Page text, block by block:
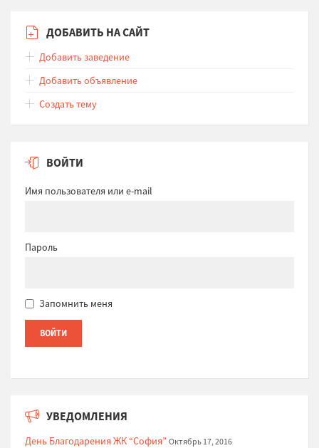
ДОБАВИТЬ НА САЙТ
Добавить заведение
Добавить объявление
Создать тему
ВОЙТИ
Имя пользователя или e-mail
Пароль
Запомнить меня
УВЕДОМЛЕНИЯ
День Благодарения ЖК “София” Октябрь 17, 2016